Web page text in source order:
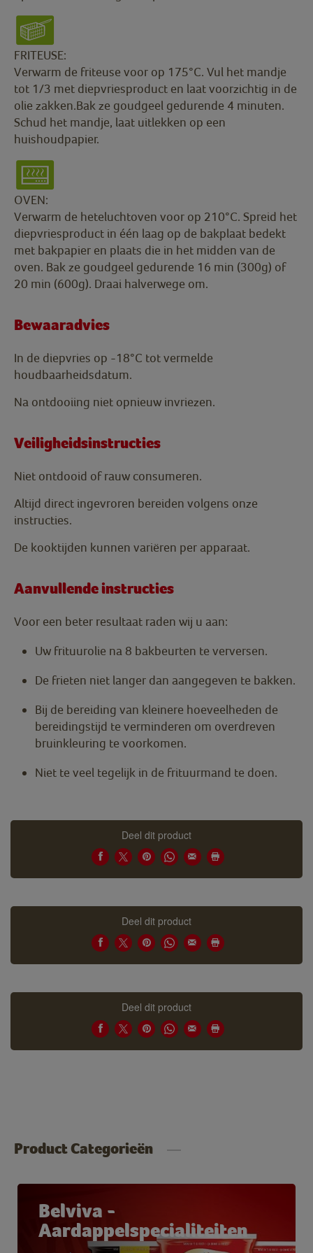
FRITEUSE:
Verwarm de friteuse voor op 175°C. Vul het mandje
tot 1/3 met diepvriesproduct en laat voorzichtig in de
olie zakken.Bak ze goudgeel gedurende 4 minuten.
Schud het mandje, laat uitlekken op een
huishoudpapier.
OVEN:
Verwarm de heteluchtoven voor op 210°C. Spreid het
diepvriesproduct in één laag op de bakplaat bedekt
met bakpapier en plaats die in het midden van de
oven. Bak ze goudgeel gedurende 16 min (300g) of
20 min (600g). Draai halverwege om.
Bewaaradvies
In de diepvries op -18°C tot vermelde
houdbaarheidsdatum.
Na ontdooiing niet opnieuw invriezen.
Veiligheidsinstructies
Niet ontdooid of rauw consumeren.
Altijd direct ingevroren bereiden volgens onze
instructies.
De kooktijden kunnen variëren per apparaat.
Aanvullende instructies
Voor een beter resultaat raden wij u aan:
Uw frituurolie na 8 bakbeurten te verversen.
De frieten niet langer dan aangegeven te bakken.
Bij de bereiding van kleinere hoeveelheden de
bereidingstijd te verminderen om overdreven
bruinkleuring te voorkomen.
Niet te veel tegelijk in de frituurmand te doen.
Deel dit product
Deel dit product
Deel dit product
Product Categorieën
Belviva -
Aardappelspecialiteiten